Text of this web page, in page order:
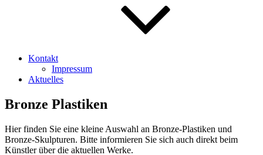
Kontakt
Impressum
Aktuelles
Bronze Plastiken
Hier finden Sie eine kleine Auswahl an Bronze-Plastiken und
Bronze-Skulpturen. Bitte informieren Sie sich auch direkt beim
Künstler über die aktuellen Werke.